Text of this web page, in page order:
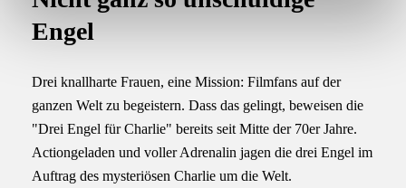
Engel
Drei knallharte Frauen, eine Mission: Filmfans auf der
ganzen Welt zu begeistern. Dass das gelingt, beweisen die
"Drei Engel für Charlie" bereits seit Mitte der 70er Jahre.
Actiongeladen und voller Adrenalin jagen die drei Engel im
Auftrag des mysteriösen Charlie um die Welt.